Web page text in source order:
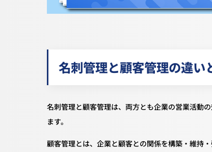
名刺管理と顧客管理の違い
名刺管理と顧客管理は、両方とも企業の営業活動
ます。
顧客管理とは、企業と顧客との関係を構築・維持